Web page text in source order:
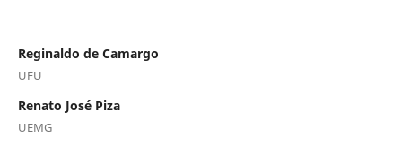
Reginaldo de Camargo
UFU
Renato José Piza
UEMG